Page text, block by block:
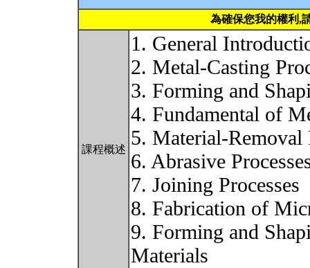
為確保您我的權利,
課程概述
1. General
2. Metal-Casting
3. Forming and
4. Fundamental of
5. Material-Removal
6. Abrasive
7. Joining Processes
8. Fabrication of
9. Forming and
Materials